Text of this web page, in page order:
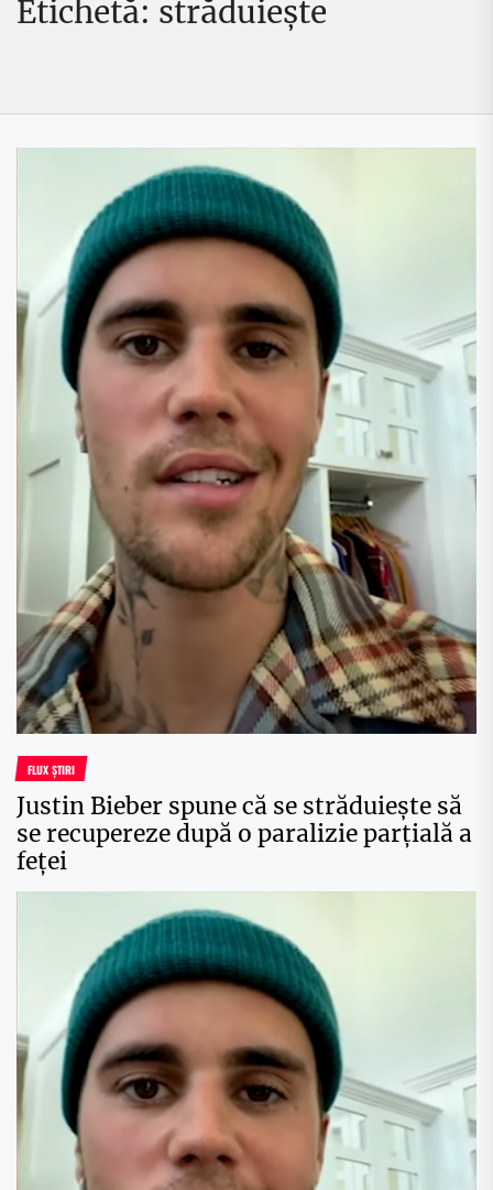
Etichetă: străduieşte
FLUX ȘTIRI
Justin Bieber spune că se străduieşte să
se recupereze după o paralizie parţială a
feţei